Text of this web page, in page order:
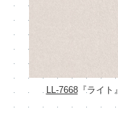
LL-7668『ライト』